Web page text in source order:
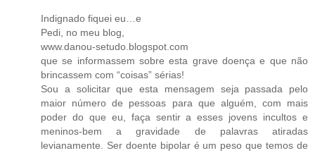
Indignado fiquei eu…e
Pedi, no meu blog,
www.danou-setudo.blogspot.com
que se informassem sobre esta grave doença e que não
brincassem com “coisas” sérias!
Sou a solicitar que esta mensagem seja passada pelo
maior número de pessoas para que alguém, com mais
poder do que eu, faça sentir a esses jovens incultos e
meninos-bem a gravidade de palavras atiradas
levianamente. Ser doente bipolar é um peso que temos de